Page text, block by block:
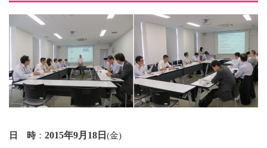
日 時 ： 2015年9月 18 日 (金)